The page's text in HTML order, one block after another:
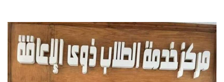
تواصل معنا
الطلاب